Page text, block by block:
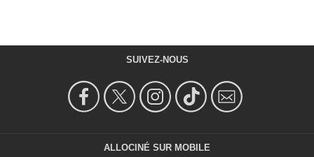
SUIVEZ-NOUS
ALLOCINÉ SUR MOBILE